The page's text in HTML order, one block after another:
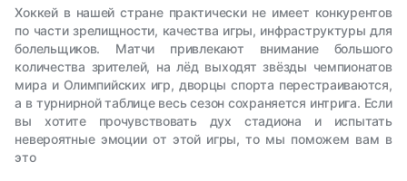
Хоккей в нашей стране практически не имеет конкурентов
по части зрелищности, качества игры, инфраструктуры для
болельщиков. Матчи привлекают внимание большого
количества зрителей, на лёд выходят звёзды чемпионатов
мира и Олимпийских игр, дворцы спорта перестраиваются,
а в турнирной таблице весь сезон сохраняется интрига. Если
вы хотите прочувствовать дух стадиона и испытать
невероятные эмоции от этой игры, то мы поможем вам в
это